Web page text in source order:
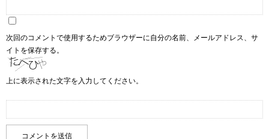
次回のコメントで使用するためブラウザーに自分の名前、メールアドレス、サ
イトを保存する。
上に表示された文字を入力してください。